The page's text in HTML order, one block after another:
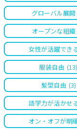
グローバル展開
オープンな組織
女性が活躍でき
服装自由 (13)
髪型自由 (3)
語学力が活かせ
オン・オフが明